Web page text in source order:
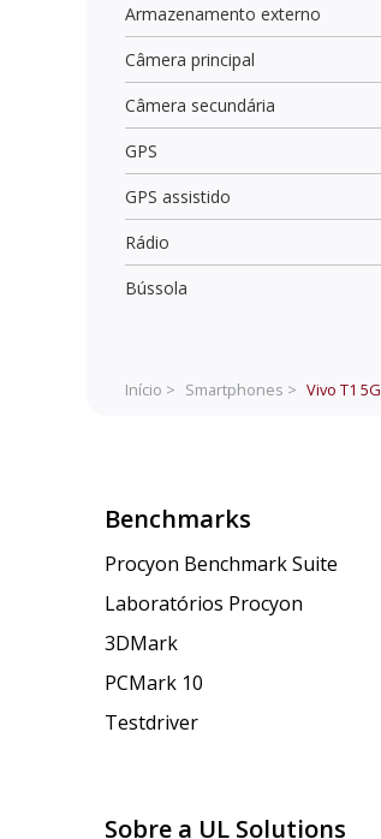
Armazenamento externo
Câmera principal
Câmera secundária
GPS
GPS assistido
Rádio
Bússola
Início > Smartphones > Vivo T1 5G
Benchmarks
Procyon Benchmark Suite
Laboratórios Procyon
3DMark
PCMark 10
Testdriver
Sobre a UL Solutions